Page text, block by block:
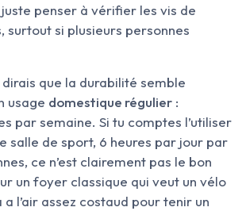
penser à vérifier les vis de
surtout si plusieurs personnes
que la durabilité semble
usage domestique régulier :
par semaine. Si tu comptes l’utiliser
salle de sport, 6 heures par jour par
ce n’est clairement pas le bon
un foyer classique qui veut un vélo
l’air assez costaud pour tenir un